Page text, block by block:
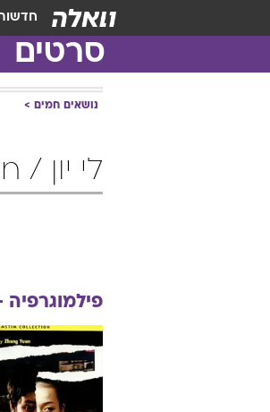
סרטים
נושאים חמים
לי יון / Li Yun